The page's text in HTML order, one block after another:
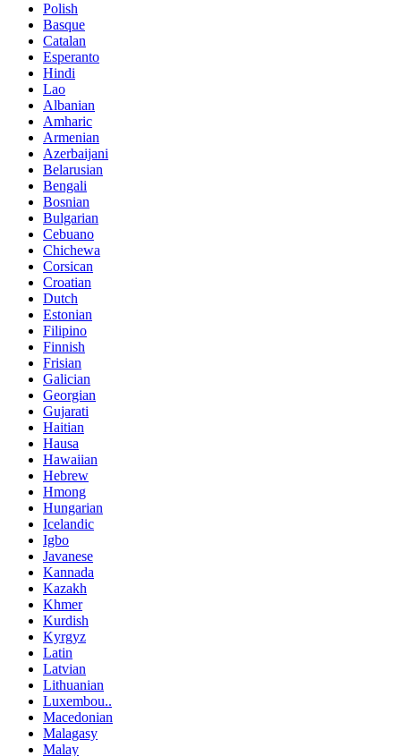
Polish
Basque
Catalan
Esperanto
Hindi
Lao
Albanian
Amharic
Armenian
Azerbaijani
Belarusian
Bengali
Bosnian
Bulgarian
Cebuano
Chichewa
Corsican
Croatian
Dutch
Estonian
Filipino
Finnish
Frisian
Galician
Georgian
Gujarati
Haitian
Hausa
Hawaiian
Hebrew
Hmong
Hungarian
Icelandic
Igbo
Javanese
Kannada
Kazakh
Khmer
Kurdish
Kyrgyz
Latin
Latvian
Lithuanian
Luxembou..
Macedonian
Malagasy
Malay